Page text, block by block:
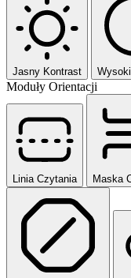
Jasny Kontrast
Moduły Orientacji
Linia Czytania Maska